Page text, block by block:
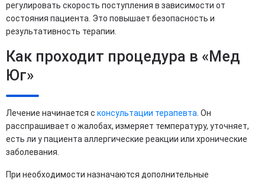
регулировать скорость поступления в зависимости от
состояния пациента. Это повышает безопасность и
результативность терапии.
Как проходит процедура в «Мед
Юг»
Лечение начинается с консультации терапевта. Он
расспрашивает о жалобах, измеряет температуру, уточняет,
есть ли у пациента аллергические реакции или хронические
заболевания.
При необходимости назначаются дополнительные